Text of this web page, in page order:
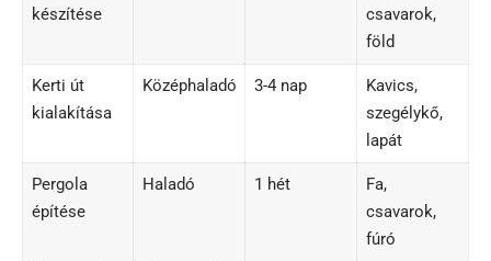
készítése
csavarok,
föld
Kerti út
kialakítása
Középhaladó 3-4 nap
Kavics,
szegélykő,
lapát
Pergola
építése
Haladó 1 hét
Fa,
csavarok,
fúró